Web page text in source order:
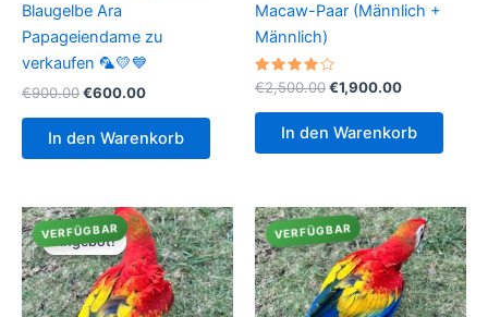
Blaugelbe Ara
Papageiendame zu
verkaufen 🦜💛💙
€900.00Ursprünglicher
war:
€900.00
€600.00Aktueller
ist:
€600.00.
In den Warenkorb
Macaw-Paar (Männlich +
Männlich)
Bewertet
mit
4.00
von 5
€2,500.00Ursprünglicher
war:
€2,500.00
€1,900.00Aktueller
ist:
€1,900.00.
In den Warenkorb
Angebot!
VERFÜGBAR
Angebot!
VERFÜGBAR